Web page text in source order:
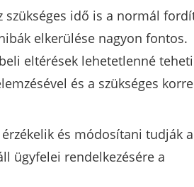
szükséges idő is a normál
elkerülése nagyon fontos.
eltérések lehetetlenné
és a szükséges
és módosítani tudják a
ügyfelei rendelkezésére a